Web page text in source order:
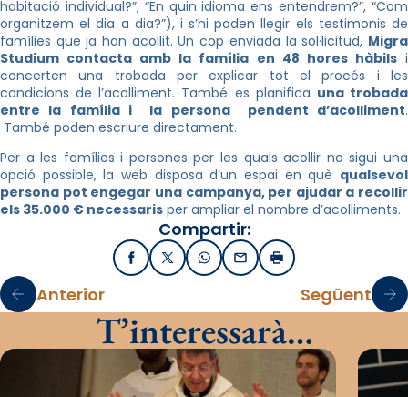
habitació individual?”, “En quin idioma ens entendrem?”, “Com
organitzem el dia a dia?”), i s’hi poden llegir els testimonis de
famílies que ja han acollit. Un cop enviada la sol·licitud, Migra
Studium contacta amb la família en 48 hores hàbilsi
concerten una trobada per explicar tot el procés i les
condicions de l’acolliment. També es planifica una trobada
entre la família i la persona pendent d’acolliment.
També poden escriure directament.
Per a les famílies i persones per les quals acollir no sigui una
opció possible, la web disposa d’un espai en què qualsevol
persona pot engegar una campanya, per ajudar a recollir
els 35.000 € necessaris per ampliar el nombre d’acolliments.
Compartir:
FacebookX / TwitterWhatsApp
EmailImprimir
Anterior Següent
T’interessarà…